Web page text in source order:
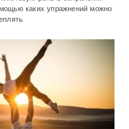
каких упражнений можно